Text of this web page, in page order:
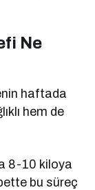
Ne
haftada
hem de
8-10 kiloya
bu süreç